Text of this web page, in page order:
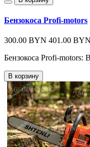
Бензокоса Profi-motors
300.00 BYN 401.00 BYN
Бензокоса Profi-
В корзину